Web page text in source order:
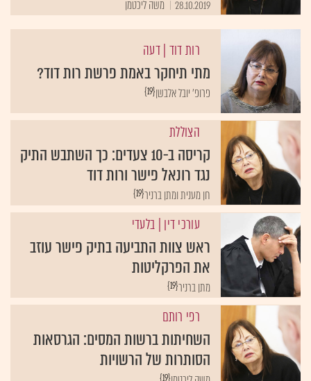
מתי תיחקר באמת פרשת רות דוד?
פרופ' יובל אלבשן
נגד רונאל פישר ורות דוד
{19}חן מענית ומתן ברניר
ראש צוות התביעה בתיק פישר עוזב
את הפרקליטות
{19}מתן ברניר
השחיתות ברשות המסים: הגרסאות
הסותרות של הרשויות
{19}משה ליכטמן